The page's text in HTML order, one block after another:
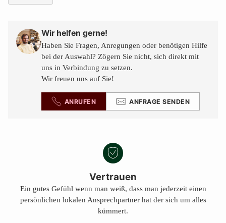
den
Warenkorb
legen
Wir helfen gerne!
Haben Sie Fragen, Anregungen oder benötigen Hilfe
bei der Auswahl? Zögern Sie nicht, sich direkt mit
uns in Verbindung zu setzen.
Wir freuen uns auf Sie!
ANRUFEN ANFRAGE SENDEN
Vertrauen
Ein gutes Gefühl wenn man weiß, dass man jederzeit einen
persönlichen lokalen Ansprechpartner hat der sich um alles
kümmert.